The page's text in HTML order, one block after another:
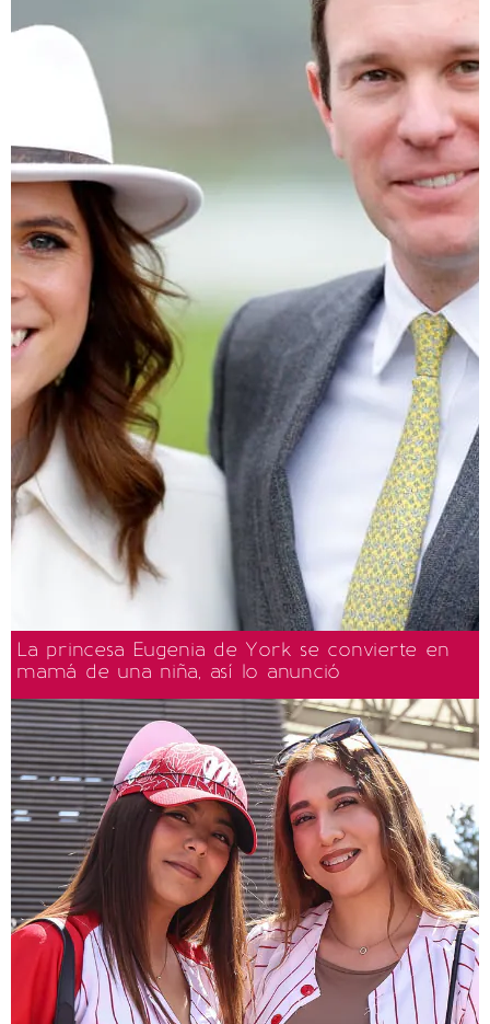
La princesa Eugenia de York se convierte en
mamá de una niña, así lo anunció